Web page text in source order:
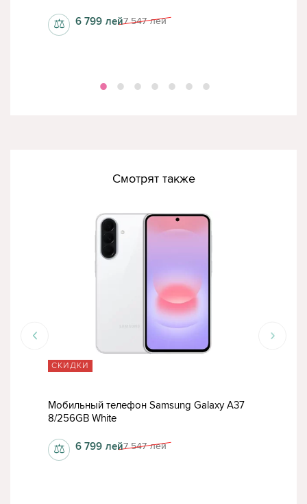
7 547 лей
6 799 лей
⚖
Смотрят также
СКИДКИ
Мобильный телефон Samsung Galaxy A37
8/256GB White
7 547 лей
6 799 лей
⚖